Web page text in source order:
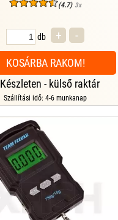
(4.7) 3x
Készleten - külső raktár
Szállítási idő: 4-6 munkanap
db + -
KOSÁRBA RAKOM!